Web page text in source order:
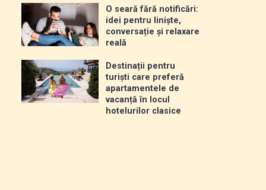
O seară fără notificări:
idei pentru liniște,
conversație și relaxare
reală
Destinații pentru
turiști care preferă
apartamentele de
vacanță în locul
hotelurilor clasice